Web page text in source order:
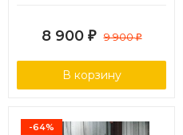
8 900 ₽ 9 900₽
В корзину
-64%